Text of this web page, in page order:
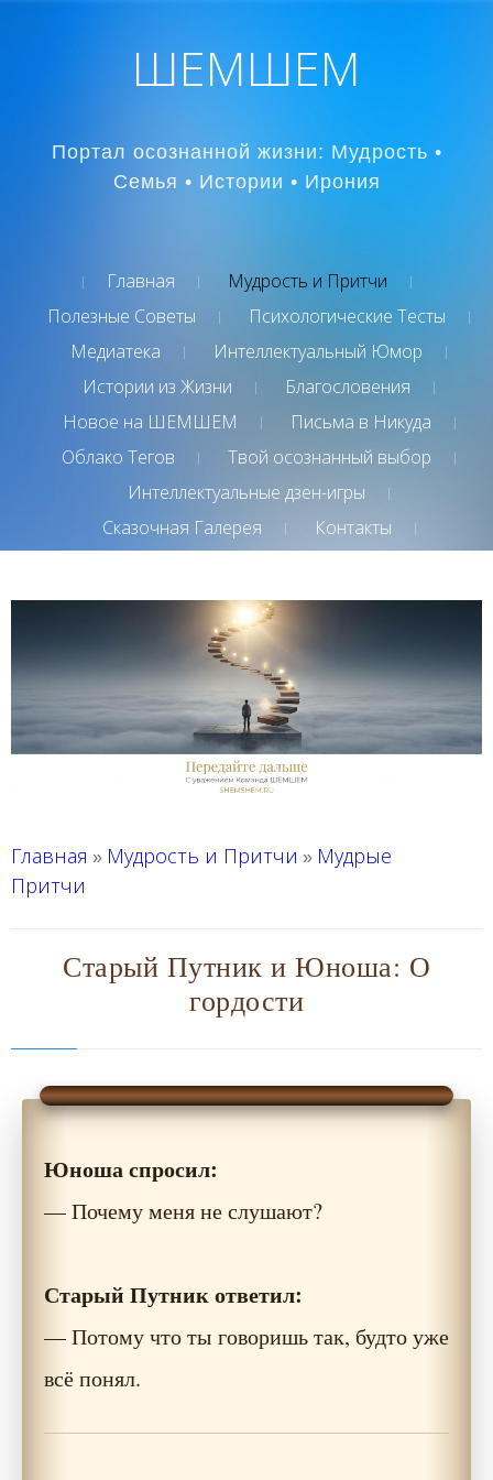
ШЕМШЕМ
Портал осознанной жизни: Мудрость •
Семья • Истории • Ирония
Главная
Мудрость и Притчи
Полезные Советы
Психологические Тесты
Медиатека
Интеллектуальный Юмор
Истории из Жизни
Благословения
Новое на ШЕМШЕМ
Письма в Никуда
Облако Тегов
Твой осознанный выбор
Интеллектуальные дзен-игры
Сказочная Галерея
Контакты
Главная » Мудрость и Притчи » Мудрые
Притчи
Старый Путник и Юноша: О
гордости
Юноша спросил:
— Почему меня не слушают?
Старый Путник ответил:
— Потому что ты говоришь так, будто уже
всё понял.